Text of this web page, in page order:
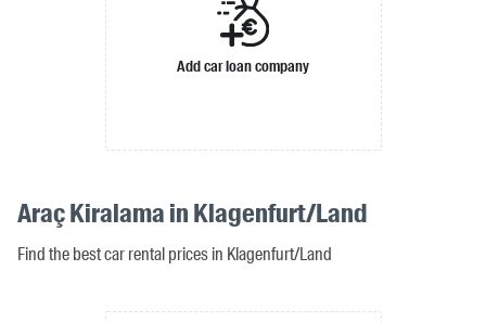
Add car loan company
Araç Kiralama in Klagenfurt/Land
Find the best car rental prices in Klagenfurt/Land